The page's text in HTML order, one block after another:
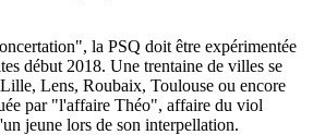
la PSQ doit être expérimentée
début 2018. Une trentaine de villes se
Lens, Roubaix, Toulouse ou encore
par "l'affaire Théo", affaire du viol
jeune lors de son interpellation.